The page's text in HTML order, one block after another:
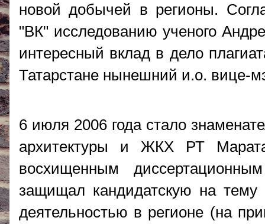
новой добычей в регионы.
"ВК" исследованию ученого
интересный вклад в дело
Татарстане нынешний и.о. вице-
6 июля 2006 года стало
архитектуры и ЖКХ РТ
восхищенным
защищал кандидатскую на тему
деятельностью в регионе (на